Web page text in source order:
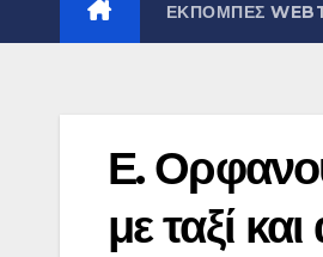
ΕΚΠΟΜΠΕΣ
Ε.
με ταξί